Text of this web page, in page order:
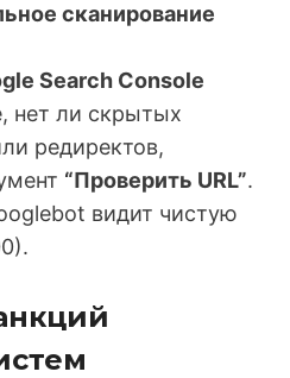
сканирование
Search Console
нет ли скрытых
редиректов,
“Проверить URL”.
видит чистую